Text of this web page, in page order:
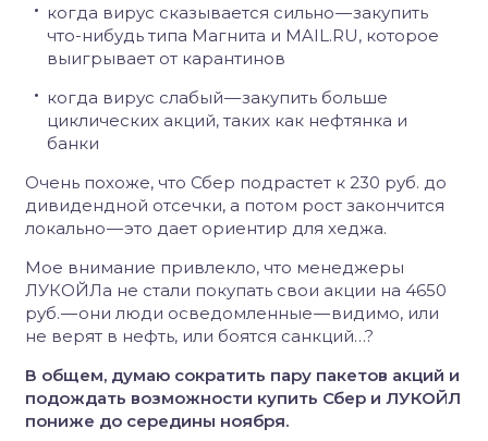
когда вирус сказывается сильно — закупить
что-нибудь типа Магнита и MAIL.RU, которое
выигрывает от карантинов
когда вирус слабый — закупить больше
циклических акций, таких как нефтянка и
банки
Очень похоже, что Сбер подрастет к 230 руб. до
дивидендной отсечки, а потом рост закончится
локально — это дает ориентир для хеджа.
Мое внимание привлекло, что менеджеры
ЛУКОЙЛа не стали покупать свои акции на 4650
руб. — они люди осведомленные — видимо, или
не верят в нефть, или боятся санкций…?
В общем, думаю сократить пару пакетов акций и
подождать возможности купить Сбер и ЛУКОЙЛ
пониже до середины ноября.